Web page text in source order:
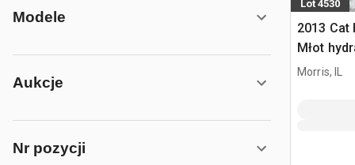
Modele
Aukcje
Nr pozycji
Lot 4530
2013 Cat
Młot
Morris, IL